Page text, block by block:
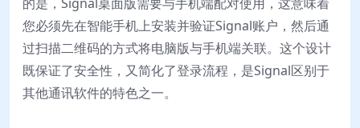
您必须先在智能手机上安装并验证Signal账户，然后通
过扫描二维码的方式将电脑版与手机端关联。这个设计
既保证了安全性，又简化了登录流程，是Signal区别于
其他通讯软件的特色之一。